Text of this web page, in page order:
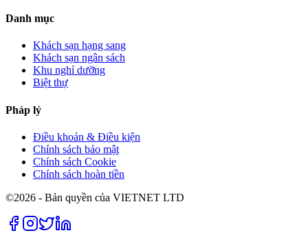
Danh mục
Khách sạn hạng sang
Khách sạn ngân sách
Khu nghỉ dưỡng
Biệt thự
Pháp lý
Điều khoản & Điều kiện
Chính sách bảo mật
Chính sách Cookie
Chính sách hoàn tiền
©2026 - Bản quyền của VIETNET LTD